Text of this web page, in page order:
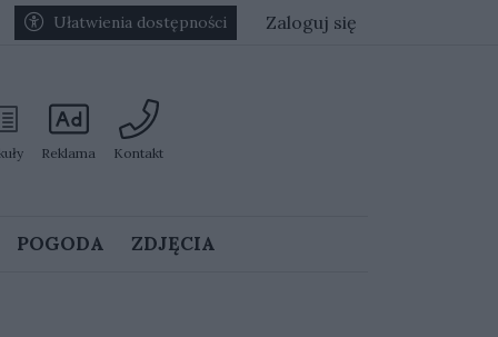
Ułatwienia dostępności Zaloguj się
Reklama Kontakt
POGODA ZDJĘCIA